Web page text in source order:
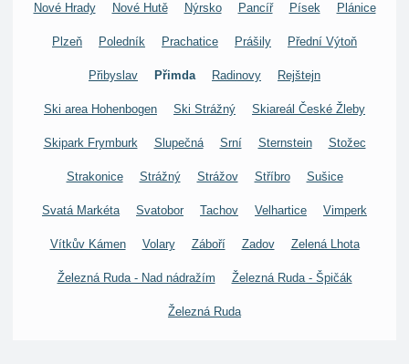
Nové Hrady Nové Hutě Nýrsko Pancíř Písek Plánice
Plzeň Poledník Prachatice Prášily Přední Výtoň
Přibyslav Přimda Radinovy Rejštejn
Ski area Hohenbogen Ski Strážný Skiareál České Žleby
Skipark Frymburk Slupečná Srní Sternstein Stožec
Strakonice Strážný Strážov Stříbro Sušice
Svatá Markéta Svatobor Tachov Velhartice Vimperk
Vítkův Kámen Volary Záboří Zadov Zelená Lhota
Železná Ruda - Nad nádražím Železná Ruda - Špičák
Železná Ruda